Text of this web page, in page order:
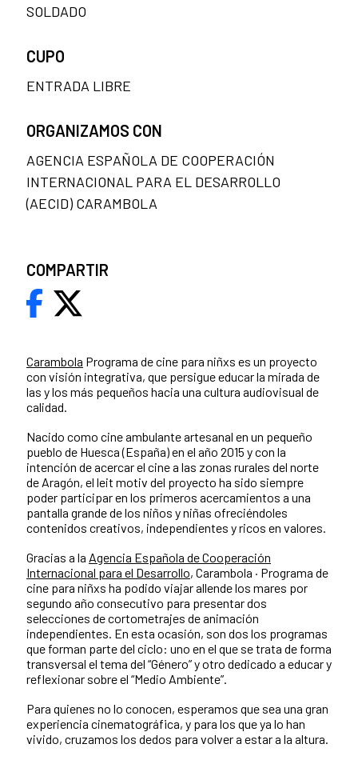
Carambola Programa de cine para niñxs es un proyecto
con visión integrativa, que persigue educar la mirada de
las y los más pequeños hacia una cultura audiovisual de
calidad.
Nacido como cine ambulante artesanal en un pequeño
pueblo de Huesca (España) en el año 2015 y con la
intención de acercar el cine a las zonas rurales del norte
de Aragón, el leit motiv del proyecto ha sido siempre
poder participar en los primeros acercamientos a una
pantalla grande de los niños y niñas ofreciéndoles
contenidos creativos, independientes y ricos en valores.
Gracias a la Agencia Española de Cooperación
Internacional para el Desarrollo, Carambola · Programa de
cine para niñxs ha podido viajar allende los mares por
segundo año consecutivo para presentar dos
selecciones de cortometrajes de animación
independientes. En esta ocasión, son dos los programas
que forman parte del ciclo: uno en el que se trata de forma
transversal el tema del “Género” y otro dedicado a educar y
reflexionar sobre el “Medio Ambiente”.
Para quienes no lo conocen, esperamos que sea una gran
experiencia cinematográfica, y para los que ya lo han
vivido, cruzamos los dedos para volver a estar a la altura.
SOLDADO
CUPO
ENTRADA LIBRE
ORGANIZAMOS CON
AGENCIA ESPAÑOLA DE COOPERACIÓN
INTERNACIONAL PARA EL DESARROLLO
(AECID) CARAMBOLA
COMPARTIR